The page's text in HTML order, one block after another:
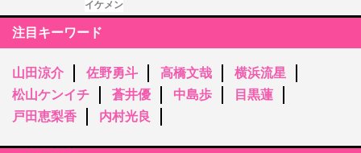
イケメン
注目キーワード
山田涼介 佐野勇斗 高橋文哉
横浜流星
松山ケンイチ
蒼井優 中島歩
目黒蓮
戸田恵梨香
内村光良